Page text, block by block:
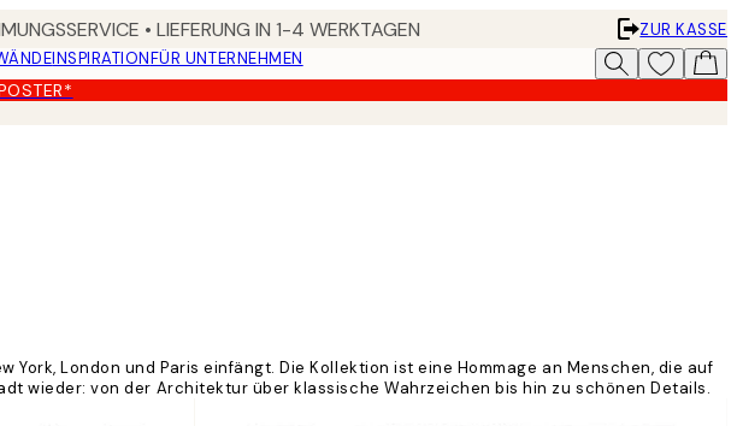
• LIEFERUNG IN 1-4 WERKTAGEN
ZUR KASSE
INSPIRATIONFÜR UNTERNEHMEN
London und Paris einfängt. Die Kollektion ist eine Hommage an Menschen, die auf
wieder: von der Architektur über klassische Wahrzeichen bis hin zu schönen Details.